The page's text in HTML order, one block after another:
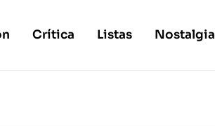
Crítica Listas Nostalgia